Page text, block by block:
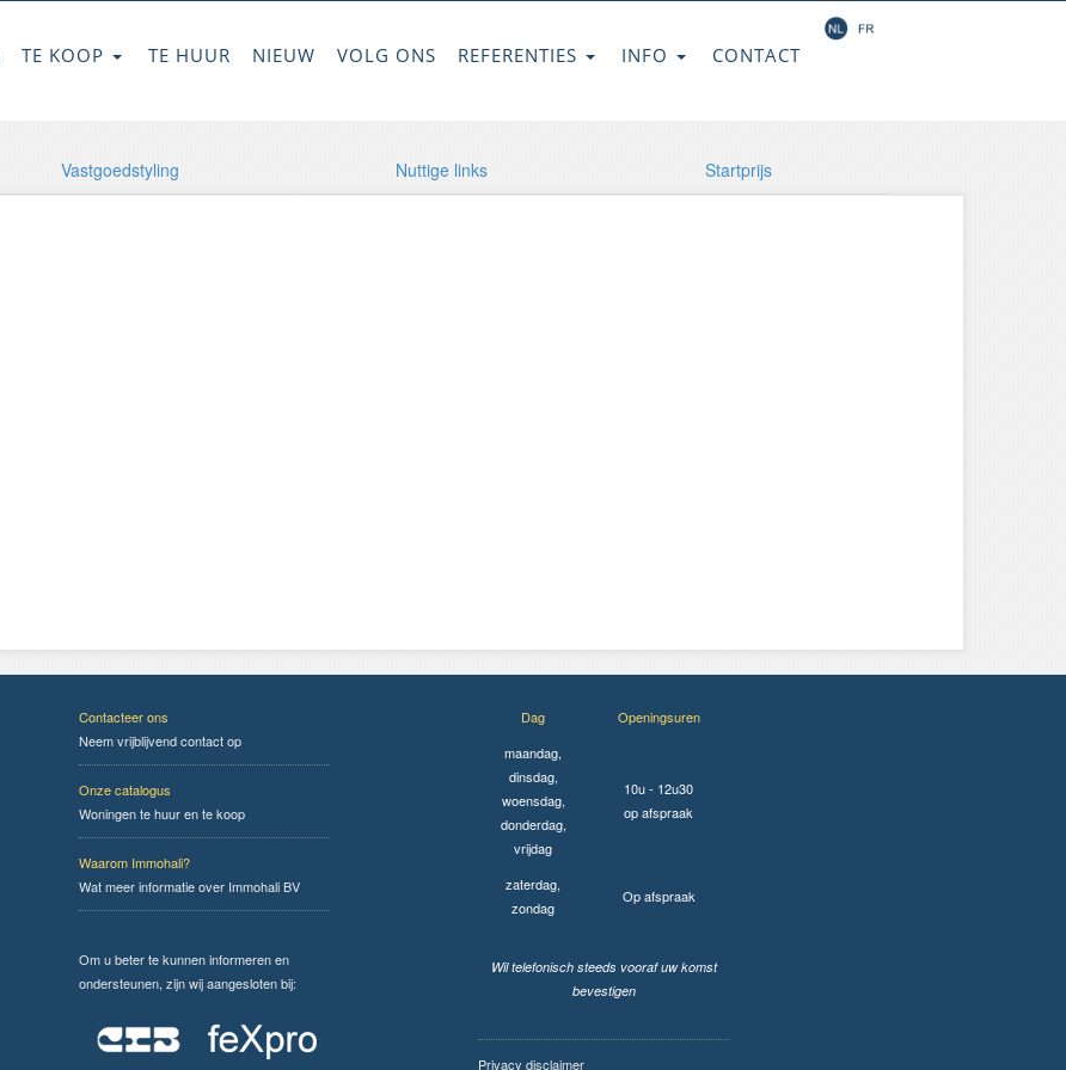
TE KOOP TE HUUR NIEUW VOLG ONS REFERENTIES INFO CONTACT
Vastgoedstyling Nuttige links Startprijs
Contacteer ons
Neem vrijblijvend contact op
Onze catalogus
Woningen te huur en te koop
Waarom Immohali?
Wat meer informatie over Immohali BV
Om u beter te kunnen informeren en
ondersteunen, zijn wij aangesloten bij:
Dag
Openingsuren
maandag,
dinsdag,
woensdag,
donderdag,
vrijdag
10u - 12u30
op afspraak
zaterdag,
zondag
Op afspraak
Wil telefonisch steeds vooraf uw komst
bevestigen
Privacy disclaimer